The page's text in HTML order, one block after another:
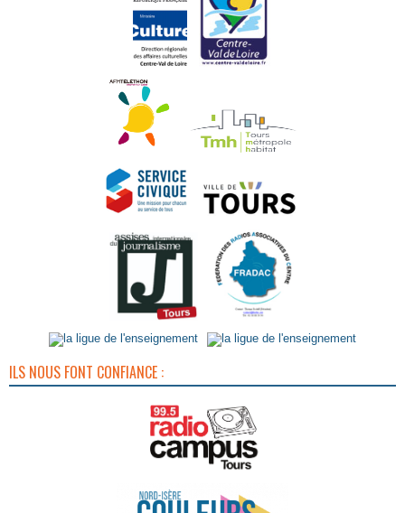
ILS NOUS FONT CONFIANCE :